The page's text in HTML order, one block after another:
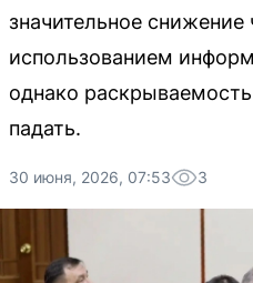
значительное снижение
использованием
однако
падать.
30 июня, 2026, 07:53 3